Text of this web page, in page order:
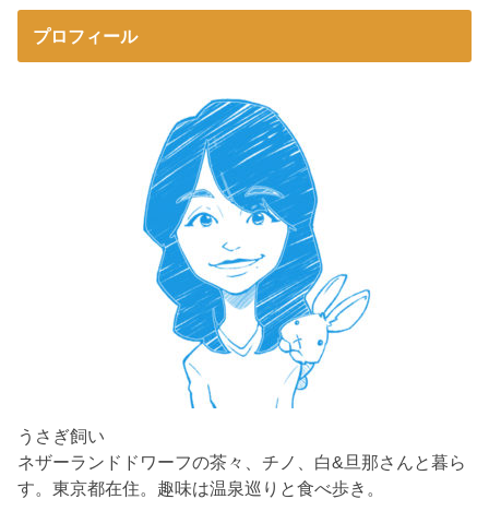
プロフィール
うさぎ飼い
ネザーランドドワーフの茶々、チノ、白&旦那さんと暮ら
す。東京都在住。趣味は温泉巡りと食べ歩き。